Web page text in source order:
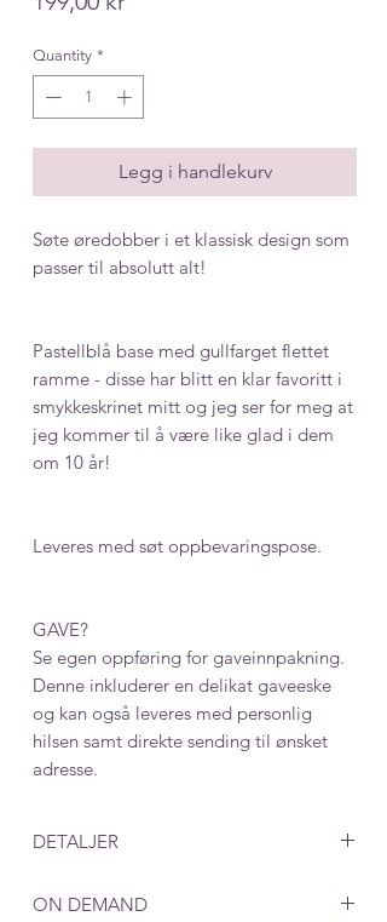
Quantity *
Legg i handlekurv
Søte øredobber i et klassisk design som
passer til absolutt alt!
Pastellblå base med gullfarget flettet
ramme - disse har blitt en klar favoritt i
smykkeskrinet mitt og jeg ser for meg at
jeg kommer til å være like glad i dem
om 10 år!
Leveres med søt oppbevaringspose.
GAVE?
Se egen oppføring for gaveinnpakning.
Denne inkluderer en delikat gaveeske
og kan også leveres med personlig
hilsen samt direkte sending til ønsket
adresse.
DETALJER
ON DEMAND